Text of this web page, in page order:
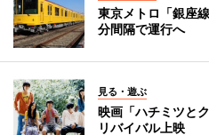
東京メトロ「銀座
分間隔で運行へ
見る・遊ぶ
映画「ハチミツと
リバイバル上映